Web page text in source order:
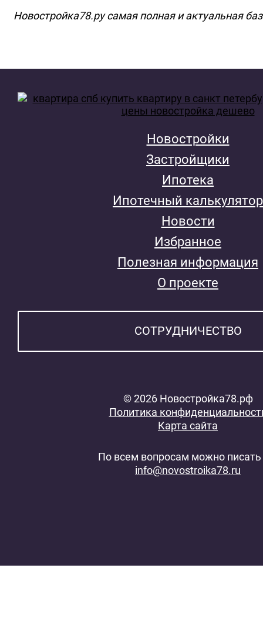
Новостройка78.ру самая полная и актуальная
Новостройки
Застройщики
Ипотека
Ипотечный калькулятор
Новости
Избранное
Полезная информация
О проекте
СОТРУДНИЧЕСТВО
© 2026 Новостройка78.рф
Политика
Карта сайта
По всем вопросам можно писать
info@novostroika78.ru